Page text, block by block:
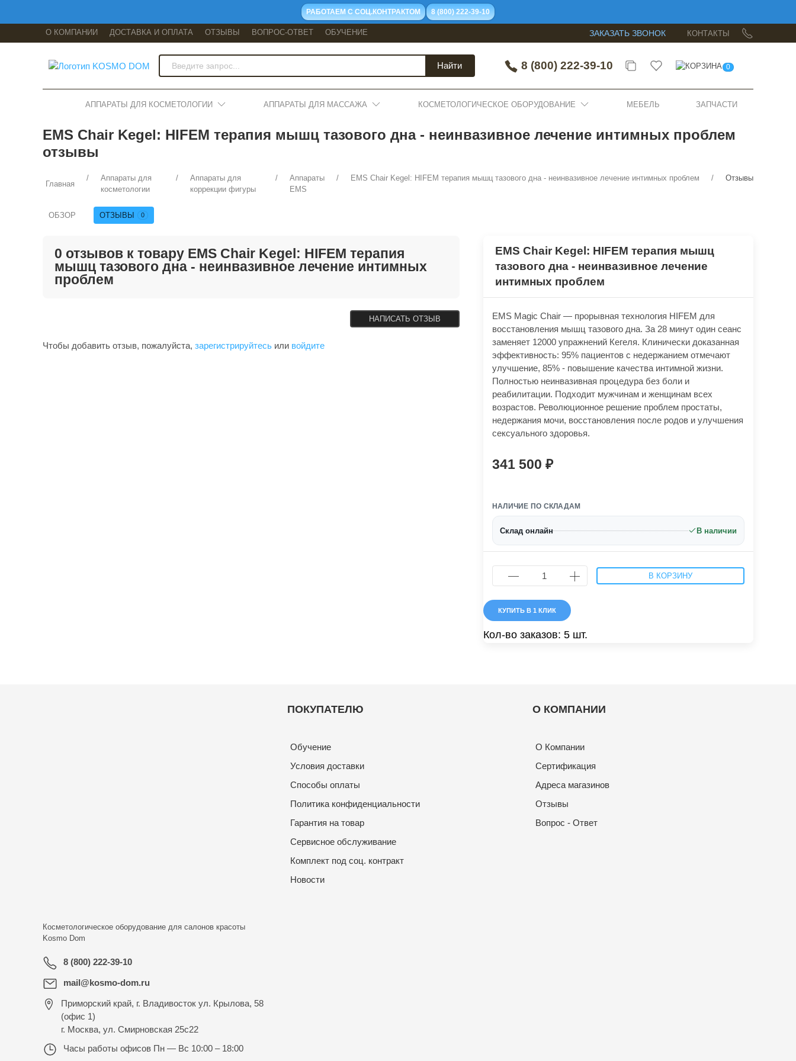
РАБОТАЕМ С СОЦ.КОНТРАКТОМ 8 (800) 222-39-10
О КОМПАНИИ ДОСТАВКА И ОПЛАТА ОТЗЫВЫ ВОПРОС-ОТВЕТ ОБУЧЕНИЕ ЗАКАЗАТЬ ЗВОНОК КОНТАКТЫ
Найти 8 (800) 222-39-10 0
АППАРАТЫ ДЛЯ КОСМЕТОЛОГИИ АППАРАТЫ ДЛЯ МАССАЖА КОСМЕТОЛОГИЧЕСКОЕ ОБОРУДОВАНИЕ МЕБЕЛЬ ЗАПЧАСТИ
EMS Chair Kegel: HIFEM терапия мышц тазового дна - неинвазивное лечение интимных проблем
отзывы
Главная
Аппараты для
косметологии
Аппараты для
коррекции фигуры
Аппараты
EMS
EMS Chair Kegel: HIFEM терапия мышц тазового дна - неинвазивное лечение интимных проблем Отзывы
ОБЗОР ОТЗЫВЫ 0
EMS Chair Kegel: HIFEM терапия мышц
тазового дна - неинвазивное лечение
интимных проблем
EMS Magic Chair — прорывная технология HIFEM для
восстановления мышц тазового дна. За 28 минут один сеанс
заменяет 12000 упражнений Кегеля. Клинически доказанная
эффективность: 95% пациентов с недержанием отмечают
улучшение, 85% - повышение качества интимной жизни.
Полностью неинвазивная процедура без боли и
реабилитации. Подходит мужчинам и женщинам всех
возрастов. Революционное решение проблем простаты,
недержания мочи, восстановления после родов и улучшения
сексуального здоровья.
341 500
НАЛИЧИЕ ПО СКЛАДАМ
Склад онлайн В наличии
В КОРЗИНУ
КУПИТЬ В 1 КЛИК
Кол-во заказов: 5 шт.
0 отзывов к товару EMS Chair Kegel: HIFEM терапия
мышц тазового дна - неинвазивное лечение интимных
проблем
НАПИСАТЬ ОТЗЫВ
Чтобы добавить отзыв, пожалуйста, зарегистрируйтесь или войдите
Косметологическое оборудование для салонов красоты
Kosmo Dom
8 (800) 222-39-10
mail@kosmo-dom.ru
Приморский край, г. Владивосток ул. Крылова, 58
(офис 1)
г. Москва, ул. Смирновская 25с22
Часы работы офисов Пн — Вс 10:00 – 18:00
ПОКУПАТЕЛЮ
Обучение
Условия доставки
Способы оплаты
Политика конфиденциальности
Гарантия на товар
Сервисное обслуживание
Комплект под соц. контракт
Новости
О КОМПАНИИ
О Компании
Сертификация
Адреса магазинов
Отзывы
Вопрос - Ответ